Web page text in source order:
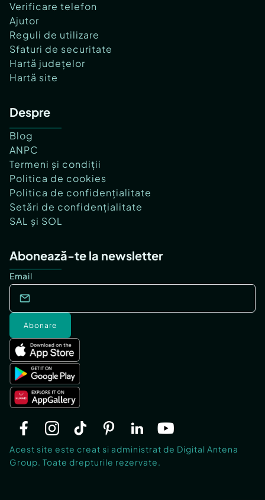
Verificare telefon
Ajutor
Reguli de utilizare
Sfaturi de securitate
Hartă județelor
Hartă site
Despre
Blog
ANPC
Termeni și condiții
Politica de cookies
Politica de confidențialitate
Setări de confidențialitate
SAL și SOL
Abonează-te la newsletter
Email
Abonare
Acest site este creat si administrat de Digital Antena
Group. Toate drepturile rezervate.